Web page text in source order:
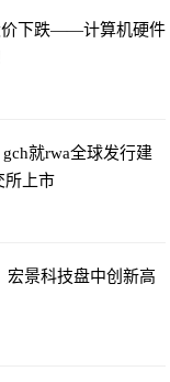
价下跌——计算机硬件
就rwa全球发行建
所上市
宏景科技盘中创新高